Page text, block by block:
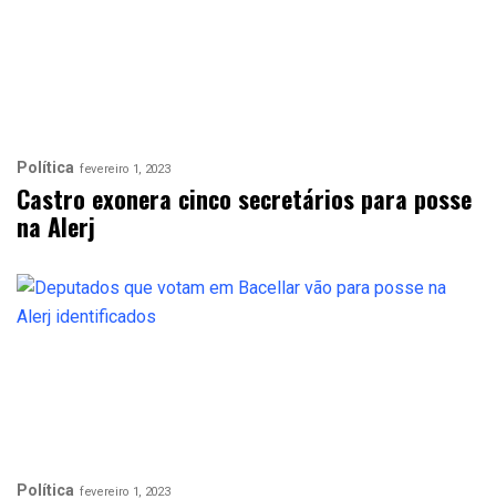
Política fevereiro 1, 2023
Castro exonera cinco secretários para posse
na Alerj
Política fevereiro 1, 2023